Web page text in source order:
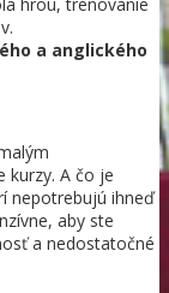
a anglického
kurzy. A čo je
nepotrebujú ihneď
aby ste
a nedostatočné